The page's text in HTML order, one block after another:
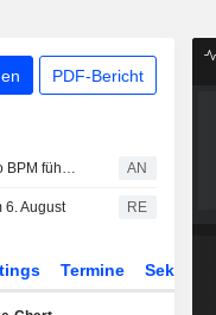
PDF-Bericht
Europa eröffnet fester, Banco BPM führt in Mailand AN
6. August RE
Termine Sektor